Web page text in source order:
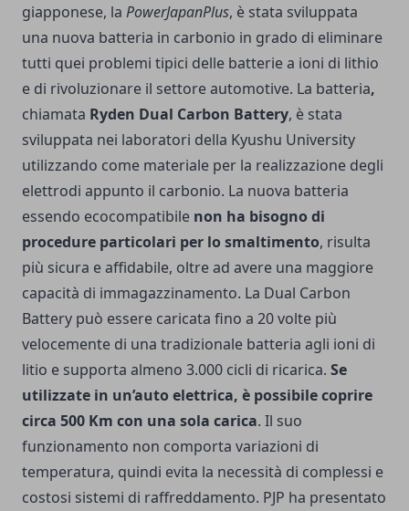
giapponese, la PowerJapanPlus, è stata sviluppata
una nuova batteria in carbonio in grado di eliminare
tutti quei problemi tipici delle batterie a ioni di lithio
e di rivoluzionare il settore automotive. La batteria,
chiamata Ryden Dual Carbon Battery, è stata
sviluppata nei laboratori della Kyushu University
utilizzando come materiale per la realizzazione degli
elettrodi appunto il carbonio. La nuova batteria
essendo ecocompatibile non ha bisogno di
procedure particolari per lo smaltimento, risulta
più sicura e affidabile, oltre ad avere una maggiore
capacità di immagazzinamento. La Dual Carbon
Battery può essere caricata fino a 20 volte più
velocemente di una tradizionale batteria agli ioni di
litio e supporta almeno 3.000 cicli di ricarica. Se
utilizzate in un’auto elettrica, è possibile coprire
circa 500 Km con una sola carica. Il suo
funzionamento non comporta variazioni di
temperatura, quindi evita la necessità di complessi e
costosi sistemi di raffreddamento. PJP ha presentato